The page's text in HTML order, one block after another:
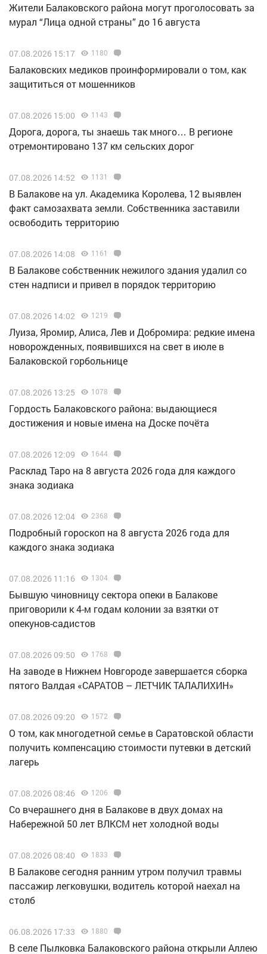
Жители Балаковского района могут проголосовать за
мурал “Лица одной страны” до 16 августа
07.08.2026 15:17 1180
Балаковских медиков проинформировали о том, как
защититься от мошенников
07.08.2026 15:00 1143
Дорога, дорога, ты знаешь так много… В регионе
отремонтировано 137 км сельских дорог
07.08.2026 14:52 1131
В Балакове на ул. Академика Королева, 12 выявлен
факт самозахвата земли. Собственника заставили
освободить территорию
07.08.2026 14:08 1161
В Балакове собственник нежилого здания удалил со
стен надписи и привел в порядок территорию
07.08.2026 14:02 1219
Луиза, Яромир, Алиса, Лев и Добромира: редкие имена
новорожденных, появившихся на свет в июле в
Балаковской горбольнице
07.08.2026 13:25 1078
Гордость Балаковского района: выдающиеся
достижения и новые имена на Доске почёта
07.08.2026 12:09 1644
Расклад Таро на 8 августа 2026 года для каждого
знака зодиака
07.08.2026 12:04 2368
Подробный гороскоп на 8 августа 2026 года для
каждого знака зодиака
07.08.2026 11:16 1304
Бывшую чиновницу сектора опеки в Балакове
приговорили к 4-м годам колонии за взятки от
опекунов-садистов
07.08.2026 09:50 1768
Н️а заводе в Нижнем Новгороде завершается сборка
пятого Валдая «САРАТОВ – ЛЕТЧИК ТАЛАЛИХИН»
07.08.2026 09:20 1572
О том, как многодетной семье в Саратовской области
получить компенсацию стоимости путевки в детский
лагерь
07.08.2026 08:46 1206
Со вчерашнего дня в Балакове в двух домах на
Набережной 50 лет ВЛКСМ нет холодной воды
07.08.2026 08:40 1833
В Балакове сегодня ранним утром получил травмы
пассажир легковушки, водитель которой наехал на
столб
06.08.2026 17:33 1880
В селе Пылковка Балаковского района открыли Аллею